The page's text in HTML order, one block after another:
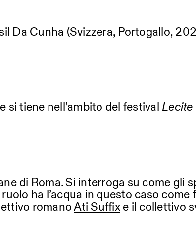
Da Cunha (Svizzera, Portogallo,
si tiene nell’ambito del festival Lecite
di Roma. Si interroga su come gli
ha l’acqua in questo caso
romanoAti Suffixe il collettivo